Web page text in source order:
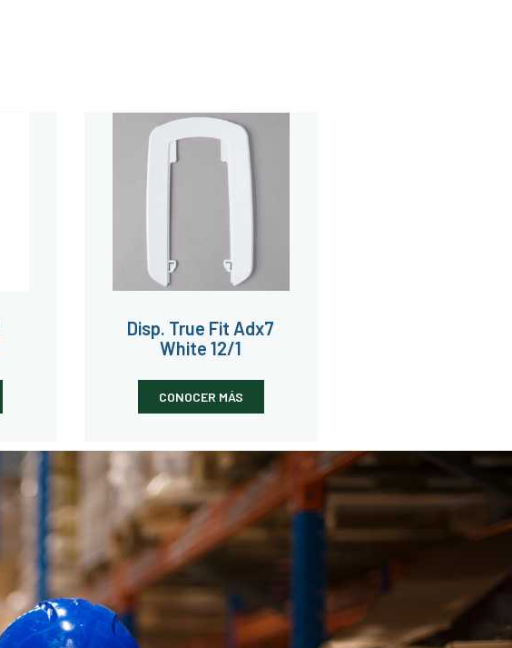
Disp. True Fit Adx7
White 12/1
CONOCER MÁS